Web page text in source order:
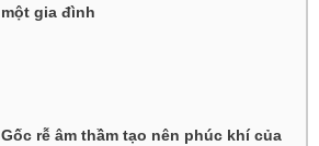
một gia đình
Gốc rễ âm thầm tạo nên phúc khí của